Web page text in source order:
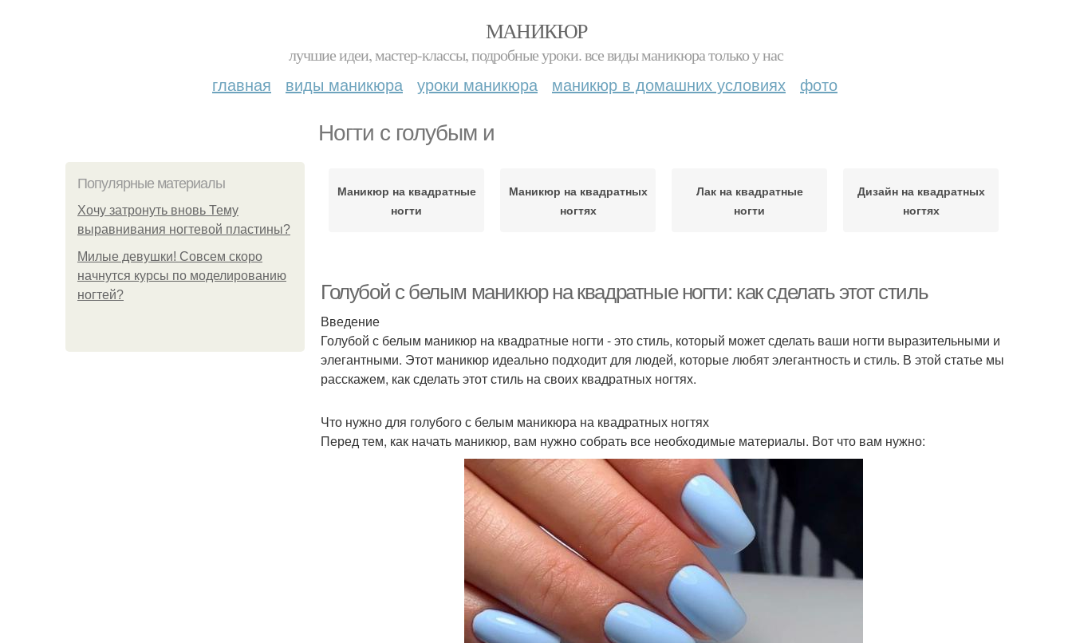
МАНИКЮР
лучшие идеи, мастер-классы, подробные уроки. все виды маникюра только у нас
главная виды маникюра уроки маникюра маникюр в домашних условиях фото
Ногти с голубым и
Популярные материалы
Хочу затронуть вновь Тему
выравнивания ногтевой пластины?
Милые девушки! Совсем скоро
начнутся курсы по моделированию
ногтей?
Маникюр на квадратные
ногти
Маникюр на квадратных
ногтях
Лак на квадратные
ногти
Дизайн на квадратных
ногтях
Голубой с белым маникюр на квадратные ногти: как сделать этот стиль
Введение
Голубой с белым маникюр на квадратные ногти - это стиль, который может сделать ваши ногти выразительными и
элегантными. Этот маникюр идеально подходит для людей, которые любят элегантность и стиль. В этой статье мы
расскажем, как сделать этот стиль на своих квадратных ногтях.
Что нужно для голубого с белым маникюра на квадратных ногтях
Перед тем, как начать маникюр, вам нужно собрать все необходимые материалы. Вот что вам нужно: